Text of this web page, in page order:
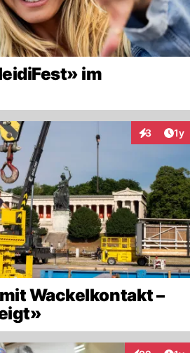
im
3 1y
Wackelkontakt –